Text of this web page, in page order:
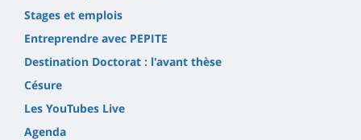
Stages et emplois
Entreprendre avec PEPITE
Destination Doctorat : l'avant thèse
Césure
Les YouTubes Live
Agenda